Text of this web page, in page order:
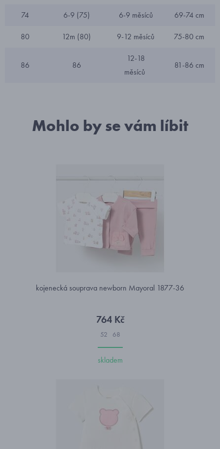
74 6-9 (75) 6-9 měsíců 69-74 cm
80 12m (80) 9-12 měsíců 75-80 cm
86 86
12-18
měsíců
81-86 cm
Mohlo by se vám líbit
kojenecká souprava newborn Mayoral 1877-36
764 Kč
52 68
skladem